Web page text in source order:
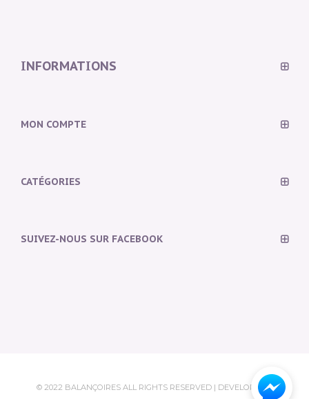
INFORMATIONS
MON COMPTE
CATÉGORIES
SUIVEZ-NOUS SUR FACEBOOK
© 2022 BALANÇOIRES ALL RIGHTS RESERVED | DEVELOPED &